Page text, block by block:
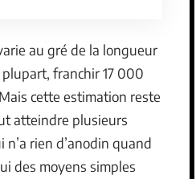
au gré de la longueur
franchir 17 000
cette estimation reste
atteindre plusieurs
rien d’anodin quand
des moyens simples